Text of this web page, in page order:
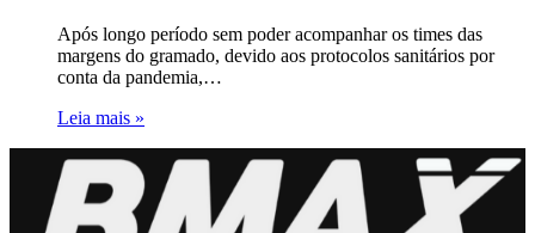
Após longo período sem poder acompanhar os times das
margens do gramado, devido aos protocolos sanitários por
conta da pandemia,…
Leia mais »